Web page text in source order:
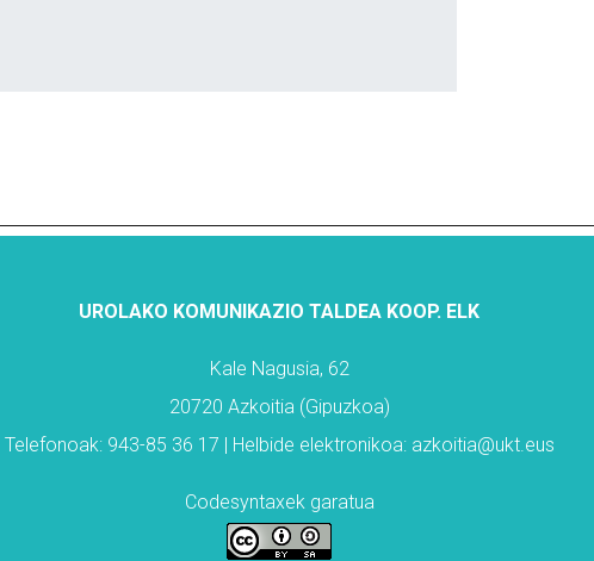
UROLAKO KOMUNIKAZIO TALDEA KOOP. ELK
Kale Nagusia, 62
20720 Azkoitia (Gipuzkoa)
Telefonoak: 943-85 36 17 | Helbide elektronikoa: azkoitia@ukt.eus
Codesyntaxek garatua